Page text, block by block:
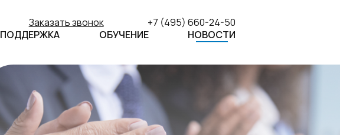
Заказать звонок
+7 (495) 660-24-50
ПОДДЕРЖКА ОБУЧЕНИЕ НОВОСТИ